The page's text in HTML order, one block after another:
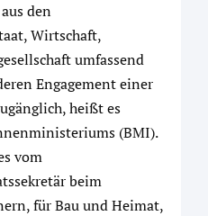
den
Wirtschaft,
umfassend
Engagement einer
heißt es
(BMI).
vom
beim
für Bau und Heimat,